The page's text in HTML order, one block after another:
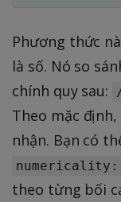
Phương thức
là số. Nó so
chính quy sau:
Theo mặc
nhận. Bạn có
numericality:
theo từng bối